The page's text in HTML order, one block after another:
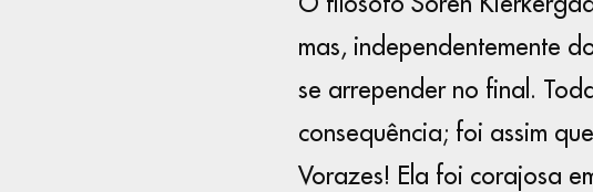
mas, independentemente
se arrepender no final.
consequência; foi assim
Vorazes! Ela foi corajosa